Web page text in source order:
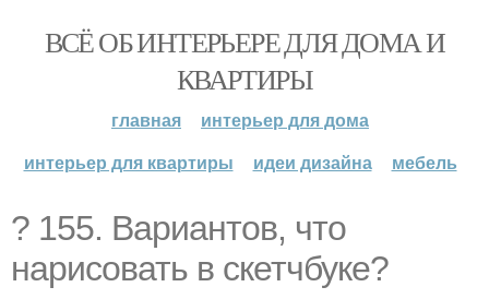
ВСЁ ОБ ИНТЕРЬЕРЕ ДЛЯ ДОМА И
КВАРТИРЫ
главная
интерьер для дома
интерьер для квартиры
идеи дизайна мебель
? 155. Вариантов, что
нарисовать в скетчбуке?